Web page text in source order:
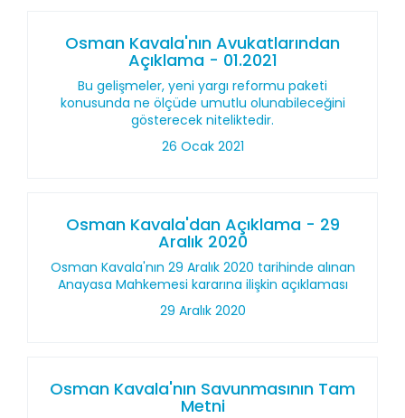
Osman Kavala'nın Avukatlarından
Açıklama - 01.2021
Bu gelişmeler, yeni yargı reformu paketi
konusunda ne ölçüde umutlu olunabileceğini
gösterecek niteliktedir.
26 Ocak 2021
Osman Kavala'dan Açıklama - 29
Aralık 2020
Osman Kavala'nın 29 Aralık 2020 tarihinde alınan
Anayasa Mahkemesi kararına ilişkin açıklaması
29 Aralık 2020
Osman Kavala'nın Savunmasının Tam
Metni